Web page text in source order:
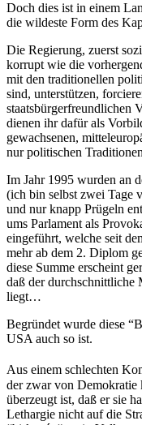
Doch dies ist in einem
die wildeste Form des
Die Regierung, zuerst
korrupt wie die
mit den traditionellen
sind, unterstützen,
staatsbürgerfreundlichen
dienen ihr dafür als
gewachsenen,
nur politischen
Im Jahr 1995 wurden an
(ich bin selbst zwei Tage
und nur knapp Prügeln
ums Parlament als
eingeführt, welche seit
mehr ab dem 2. Diplom
diese Summe erscheint
daß der durchschnittliche
liegt…
Begründet wurde diese
USA auch so ist.
Aus einem schlechten
der zwar von Demokratie
überzeugt ist, daß er sie
Lethargie nicht auf die